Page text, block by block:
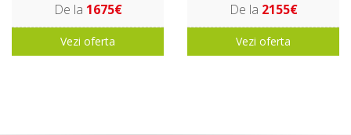
De la 1675€
Vezi oferta
De la 2155€
Vezi oferta